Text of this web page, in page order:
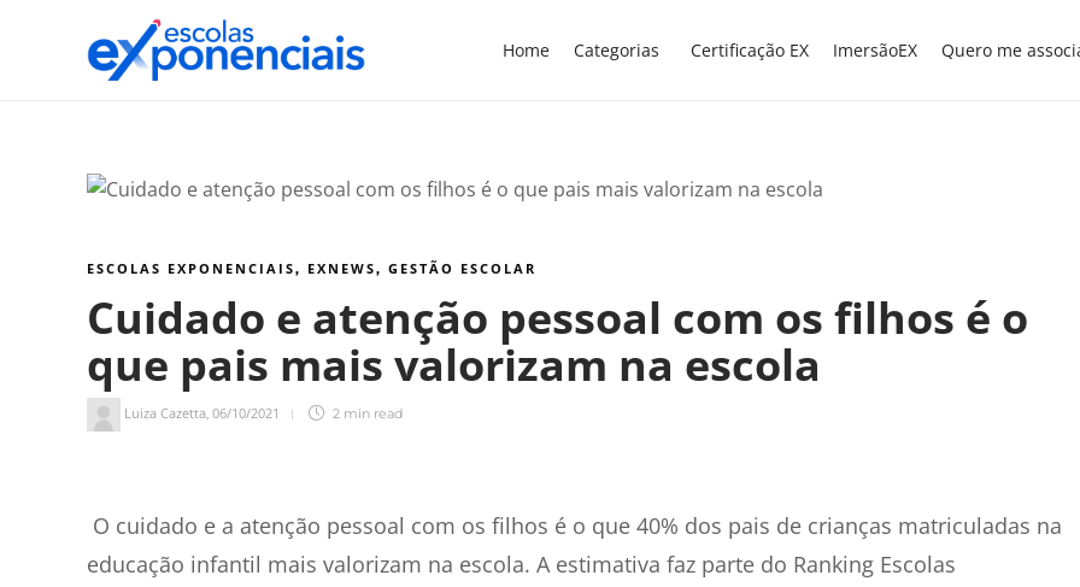
Home Categorias Certificação EX ImersãoEX Quero me
ESCOLAS EXPONENCIAIS, EXNEWS, GESTÃO ESCOLAR
Cuidado e atenção pessoal com os filhos é o
que pais mais valorizam na escola
Luiza Cazetta, 06/10/2021 2 min read
O cuidado e a atenção pessoal com os filhos é o que 40% dos pais de crianças matriculadas na
educação infantil mais valorizam na escola. A estimativa faz parte do Ranking Escolas